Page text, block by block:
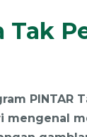
Tak
PINTAR